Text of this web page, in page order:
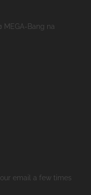
Bang na
email a few times